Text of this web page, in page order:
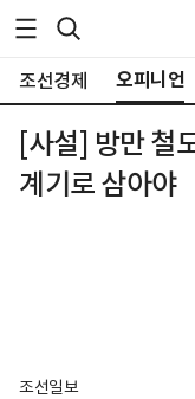
조선경제 오피니언
[사설] 방만 철
계기로 삼아야
조선일보